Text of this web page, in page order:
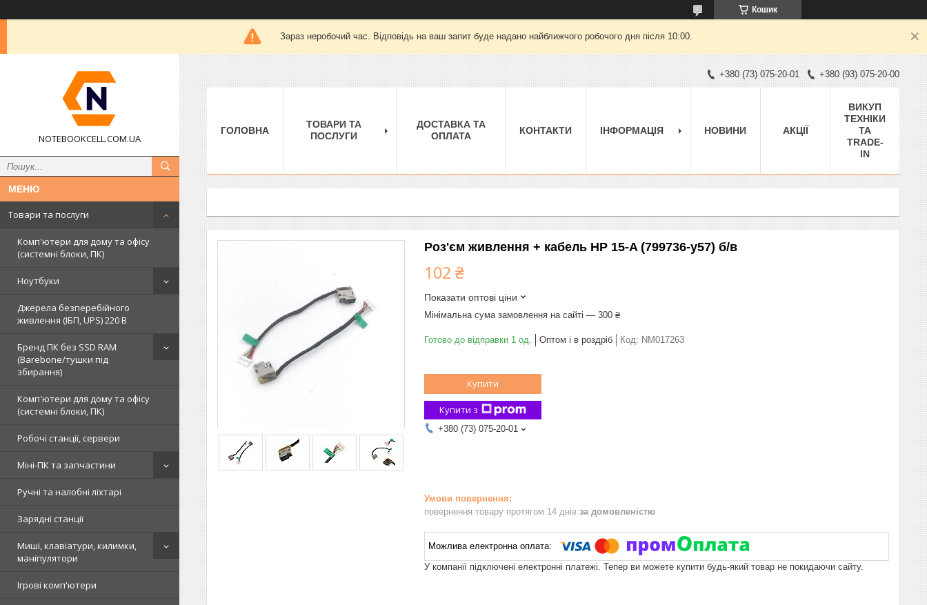
Кошик
Зараз неробочий час. Відповідь на ваш запит буде надано найближчого робочого дня після 10:00.
NOTEBOOKCELL.COM.UA
Товари та послуги
Комп'ютери для дому та офісу
(системні блоки, ПК)
Ноутбуки
Джерела безперебійного
живлення (ІБП, UPS) 220 В
Бренд ПК без SSD RAM
(Barebone/тушки під
збирання)
Комп'ютери для дому та офісу
(системні блоки, ПК)
Робочі станції, сервери
Міні-ПК та запчастини
Ручні та налобні ліхтарі
Зарядні станції
Миші, клавіатури, килимки,
маніпулятори
Ігрові комп'ютери
+380 (73) 075-20-01 +380 (93) 075-20-00
ГОЛОВНА
ТОВАРИ ТА
ПОСЛУГИ
ДОСТАВКА ТА
ОПЛАТА
КОНТАКТИ ІНФОРМАЦІЯ НОВИНИ АКЦІЇ
ВИКУП
ТЕХНІКИ
ТА
TRADE-
IN
Роз'єм живлення + кабель HP 15-A (799736-y57) б/в
102 ₴
Показати оптові ціни
Мінімальна сума замовлення на сайті — 300 ₴
Готово до відправки 1 од. Оптом і в роздріб Код: NM017263
Купити
Купити з
+380 (73) 075-20-01
повернення товару протягом 14 днів за домовленістю
У компанії підключені електронні платежі. Тепер ви можете купити будь-який товар не покидаючи сайту.